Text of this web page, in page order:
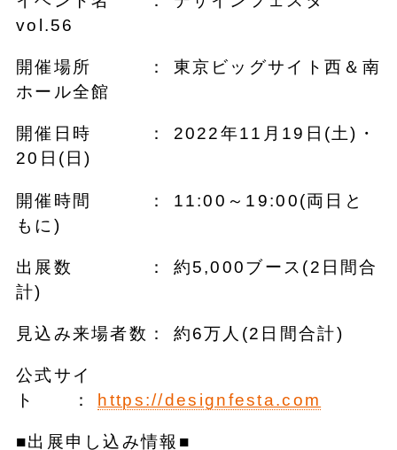
vol.56
開催場所 ： 東京ビッグサイト西＆南
ホール全館
開催日時 ： 2022年11月19日(土)・
20日(日)
開催時間 ： 11:00～19:00(両日と
もに)
出展数 ： 約5,000ブース(2日間合
計)
見込み来場者数： 約6万人(2日間合計)
公式サイ
ト ：
https://designfesta.com
■出展申し込み情報■